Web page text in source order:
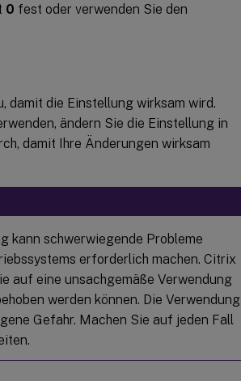
0 fest oder verwenden Sie den
damit die Einstellung wirksam wird.
ändern Sie die Einstellung in
damit Ihre Änderungen wirksam
kann schwerwiegende Probleme
erforderlich machen. Citrix
auf eine unsachgemäße Verwendung
werden können. Die Verwendung
Gefahr. Machen Sie auf jeden Fall